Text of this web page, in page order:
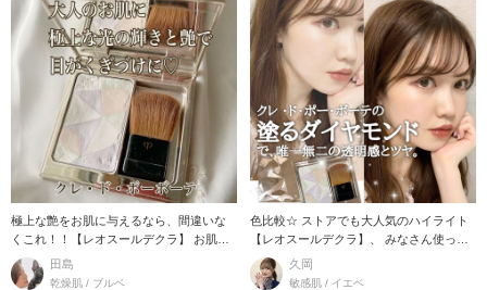
極上な艶をお肌に与えるなら、間違いな
くこれ！！【レオスールデクラ】 お肌に
艶があって
田島
乾燥肌 / ブルベ
色比較☆ ストアでも大人気のハイライト
【レオスールデクラ】、 みなさん使った
事あり
久岡
敏感肌 / イエベ